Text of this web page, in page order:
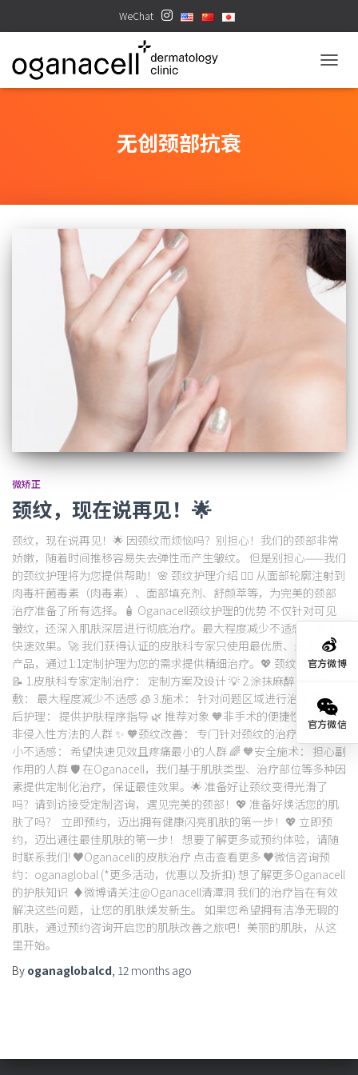
WeChat
无创颈部抗衰
微矫正
颈纹，现在说再见！🌟
颈纹，现在说再见！🌟 因颈纹而烦恼吗？别担心！我们的颈部非常
娇嫩，随着时间推移容易失去弹性而产生皱纹。 但是别担心——我们
的颈纹护理将为您提供帮助！🌸 颈纹护理介绍 💆‍♀️ 从面部轮廓注射到
肉毒杆菌毒素（肉毒素）、面部填充剂、舒颜萃等，为完美的颈部
治疗准备了所有选择。🧴 Oganacell颈纹护理的优势 不仅针对可见
皱纹，还深入肌肤深层进行彻底治疗。最大程度减少不适感，保证
快速效果。🚀 我们获得认证的皮肤科专家只使用最优质、最正宗的
产品，通过1:1定制护理为您的需求提供精细治疗。💖 颈纹护理流程
📝 1.皮肤科专家定制治疗： 定制方案及设计 💡 2.涂抹麻醉膏或冰
敷： 最大程度减少不适感 🧊 3.施术： 针对问题区域进行治疗 🎯 4.术
后护理： 提供护肤程序指导 🌿 推荐对象 🧡非手术的便捷性： 偏好
非侵入性方法的人群 ✨ 🧡颈纹改善： 专门针对颈纹的治疗 👗 🧡最
小不适感： 希望快速见效且疼痛最小的人群 🌈 🧡安全施术： 担心副
作用的人群 🛡️ 在Oganacell，我们基于肌肤类型、治疗部位等多种因
素提供定制化治疗，保证最佳效果。🌟 准备好让颈纹变得光滑了
吗？请到访接受定制咨询，遇见完美的颈部！💖 准备好焕活您的肌
肤了吗？ 立即预约，迈出拥有健康闪亮肌肤的第一步！💖 立即预
约，迈出通往最佳肌肤的第一步！ 想要了解更多或预约体验，请随
时联系我们! ♥Oganacell的皮肤治疗 点击查看更多 ♥微信咨询预
约：oganaglobal (*更多活动，优惠以及折扣) 想了解更多Oganacell
的护肤知识 ♦微博请关注@Oganacell清潭洞 我们的治疗旨在有效
解决这些问题，让您的肌肤焕发新生。 如果您希望拥有洁净无瑕的
肌肤，通过预约咨询开启您的肌肤改善之旅吧！美丽的肌肤，从这
里开始。
By oganaglobalcd 12 months ago
官方微博
官方微信